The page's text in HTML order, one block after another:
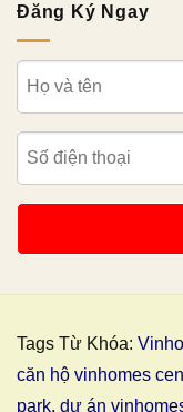
Đăng Ký Ngay
Tags Từ Khóa:
căn hộ vinhomes
park, dự án